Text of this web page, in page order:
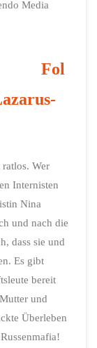
Media
Fol
Wer
Internisten
Nina
und nach die
dass sie und
Es gibt
bereit
und
Überleben